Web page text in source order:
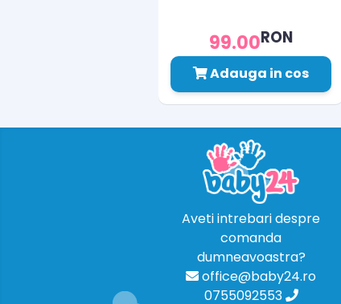
99.00RON
Adauga in cos
Aveti intrebari despre
comanda
dumneavoastra?
office@baby24.ro
0755092553